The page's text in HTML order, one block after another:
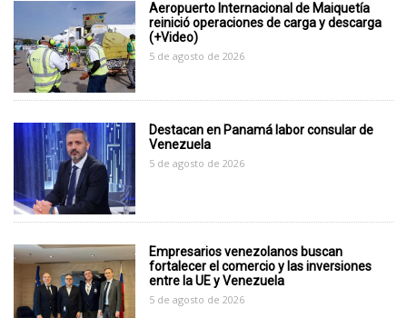
Aeropuerto Internacional de Maiquetía
reinició operaciones de carga y descarga
(+Video)
5 de agosto de 2026
Destacan en Panamá labor consular de
Venezuela
5 de agosto de 2026
Empresarios venezolanos buscan
fortalecer el comercio y las inversiones
entre la UE y Venezuela
5 de agosto de 2026